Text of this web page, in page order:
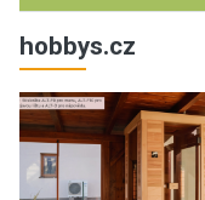
hobbys.cz